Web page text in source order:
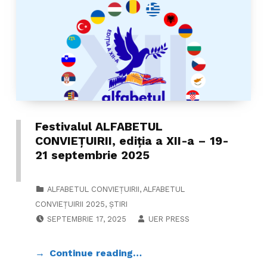
Festivalul ALFABETUL
CONVIEŢUIRII, ediţia a XII-a – 19-
21 septembrie 2025
ALFABETUL CONVIEȚUIRII, ALFABETUL
CONVIEȚUIRII 2025, ȘTIRI
SEPTEMBRIE 17, 2025
UER PRESS
Continue reading…